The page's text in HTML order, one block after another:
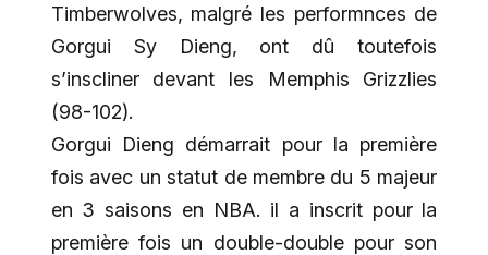
Timberwolves, malgré les performnces de
Gorgui Sy Dieng, ont dû toutefois
s’inscliner devant les Memphis Grizzlies
(98-102).
Gorgui Dieng démarrait pour la première
fois avec un statut de membre du 5 majeur
en 3 saisons en NBA. il a inscrit pour la
première fois un double-double pour son